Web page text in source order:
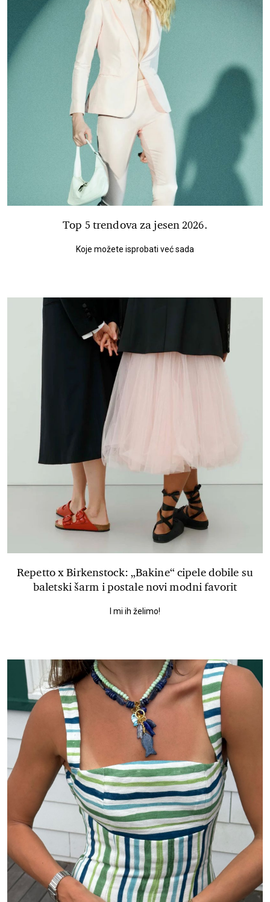
Top 5 trendova za jesen 2026.
Koje možete isprobati već sada
Repetto x Birkenstock: „Bakine“ cipele dobile su
baletski šarm i postale novi modni favorit
I mi ih želimo!